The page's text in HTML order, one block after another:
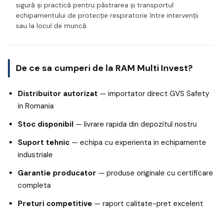
sigură și practică pentru păstrarea și transportul
echipamentului de protecție respiratorie între intervenții
sau la locul de muncă.
De ce sa cumperi de la RAM Multi Invest?
Distribuitor autorizat — importator direct GVS Safety
in Romania
Stoc disponibil — livrare rapida din depozitul nostru
Suport tehnic — echipa cu experienta in echipamente
industriale
Garantie producator — produse originale cu certificare
completa
Preturi competitive — raport calitate-pret excelent